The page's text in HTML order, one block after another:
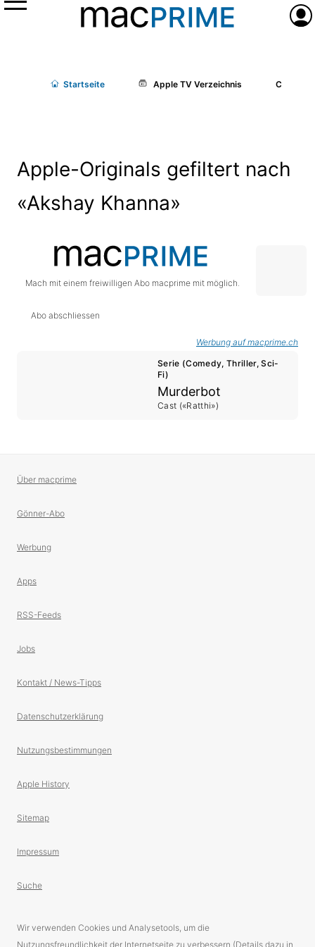
Menü
Startseite Apple TV Verzeichnis Cast/
Apple-Originals gefiltert nach
«Akshay Khanna»
Mach mit einem freiwilligen Abo macprime mit möglich.
Abo abschliessen
Werbung auf macprime.ch
Serie (Comedy, Thriller, Sci-
Fi)
Murderbot
Cast («Ratthi»)
Über macprime
Gönner-Abo
Werbung
Apps
RSS-Feeds
Jobs
Kontakt / News-Tipps
Datenschutzerklärung
Nutzungsbestimmungen
Apple History
Sitemap
Impressum
Suche
Wir verwenden Cookies und Analysetools, um die
Nutzungsfreundlichkeit der Internetseite zu verbessern (Details dazu in